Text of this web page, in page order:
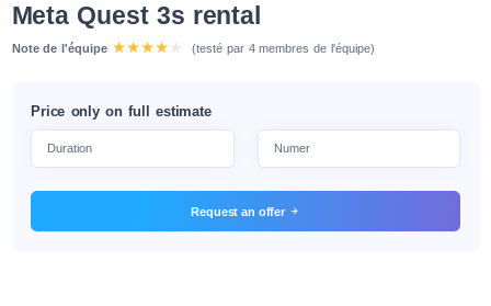
Meta Quest 3s rental
Note de l'équipe (testé par 4 membres de l'équipe)
Price only on full estimate
Request an offer